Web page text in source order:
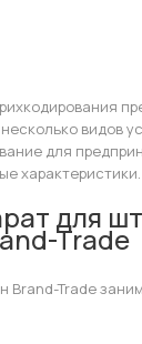
несколько видов
для
характеристики.
для
Trade
Brand-Trade